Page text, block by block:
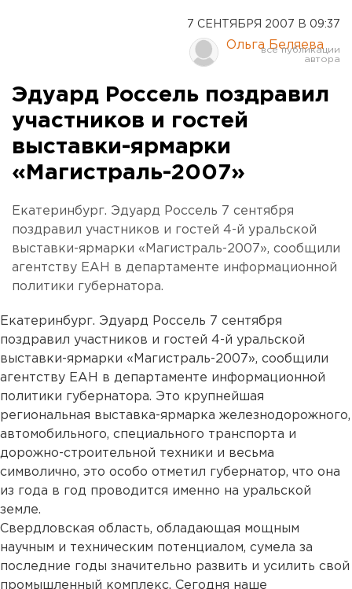
7 СЕНТЯБРЯ 2007 В 09:37
Ольга Беляева
Эдуард Россель поздравил
участников и гостей
выставки-ярмарки
«Магистраль-2007»
Екатеринбург. Эдуард Россель 7 сентября
поздравил участников и гостей 4-й уральской
выставки-ярмарки «Магистраль-2007», сообщили
агентству ЕАН в департаменте информационной
политики губернатора.
Екатеринбург. Эдуард Россель 7 сентября
поздравил участников и гостей 4-й уральской
выставки-ярмарки «Магистраль-2007», сообщили
агентству ЕАН в департаменте информационной
политики губернатора. Это крупнейшая
региональная выставка-ярмарка железнодорожного,
автомобильного, специального транспорта и
дорожно-строительной техники и весьма
символично, это особо отметил губернатор, что она
из года в год проводится именно на уральской
земле.
Свердловская область, обладающая мощным
научным и техническим потенциалом, сумела за
последние годы значительно развить и усилить свой
промышленный комплекс. Сегодня наше